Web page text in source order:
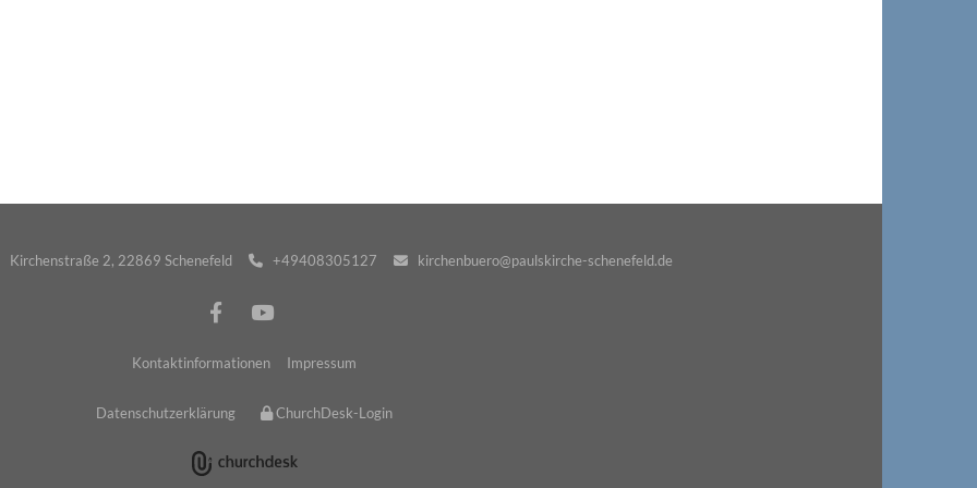
2, 22869 Schenefeld +49408305127 kirchenbuero@paulskirche-schenefeld.de
Kontaktinformationen Impressum
Datenschutzerklärung ChurchDesk-Login